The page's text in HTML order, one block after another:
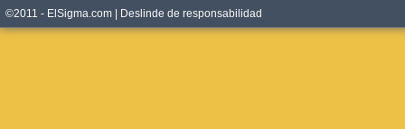
©2011 - ElSigma.com | Deslinde de responsabilidad